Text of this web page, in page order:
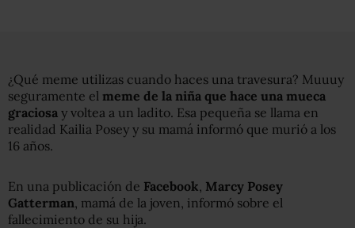
¿Qué meme utilizas cuando haces una travesura? Muuuy
seguramente el meme de la niña que hace una mueca
graciosa y voltea a un ladito. Esa pequeña se llama en
realidad Kailia Posey y su mamá informó que murió a los
16 años.
En una publicación de Facebook, Marcy Posey
Gatterman, mamá de la joven, informó sobre el
fallecimiento de su hija.